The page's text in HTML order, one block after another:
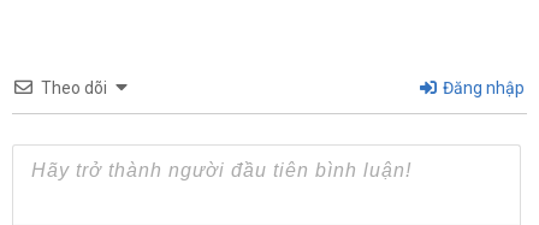
Theo dõi Đăng nhập